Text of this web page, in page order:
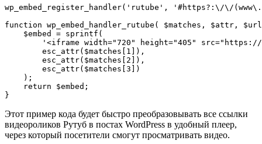
wp_embed_register_handler('rutube', '#https?:\/\/
function wp_embed_handler_rutube( $matches, $attr,
    $embed = sprintf(
'<iframe width="720" height="405"
        esc_attr($matches[1]),
        esc_attr($matches[2]),
        esc_attr($matches[3])
    );
    return $embed;
Этот пример кода будет быстро преобразовывать все ссылки
видеороликов Рутуб в постах WordPress в удобный плеер,
через который посетители смогут просматривать видео.